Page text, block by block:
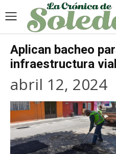
Aplican bacheo
infraestructura vial
abril 12, 2024